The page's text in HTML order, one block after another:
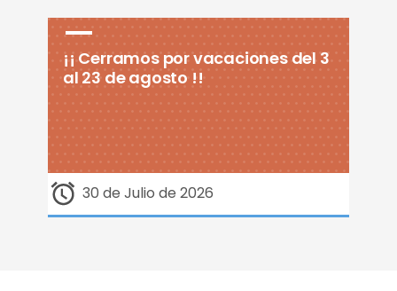
¡¡ Cerramos por vacaciones del 3
al 23 de agosto !!
30 de Julio de 2026